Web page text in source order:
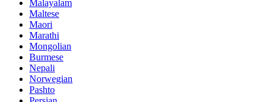
Malayalam
Maltese
Maori
Marathi
Mongolian
Burmese
Nepali
Norwegian
Pashto